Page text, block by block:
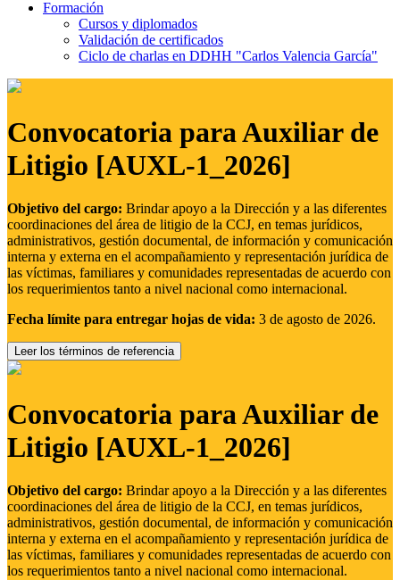
Formación
Cursos y diplomados
Validación de certificados
Ciclo de charlas en DDHH "Carlos Valencia García"
Convocatoria para Auxiliar de
Litigio [AUXL-1_2026]
Objetivo del cargo: Brindar apoyo a la Dirección y a las diferentes
coordinaciones del área de litigio de la CCJ, en temas jurídicos,
administrativos, gestión documental, de información y comunicación
interna y externa en el acompañamiento y representación jurídica de
las víctimas, familiares y comunidades representadas de acuerdo con
los requerimientos tanto a nivel nacional como internacional.
Fecha límite para entregar hojas de vida: 3 de agosto de 2026.
Leer los términos de referencia
Convocatoria para Auxiliar de
Litigio [AUXL-1_2026]
Objetivo del cargo: Brindar apoyo a la Dirección y a las diferentes
coordinaciones del área de litigio de la CCJ, en temas jurídicos,
administrativos, gestión documental, de información y comunicación
interna y externa en el acompañamiento y representación jurídica de
las víctimas, familiares y comunidades representadas de acuerdo con
los requerimientos tanto a nivel nacional como internacional.